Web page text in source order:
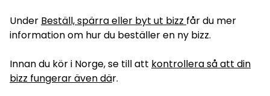
Under Beställ, spärra eller byt ut bizz får du mer
information om hur du beställer en ny bizz.
Innan du kör i Norge, se till att kontrollera så att din
bizz fungerar även där.